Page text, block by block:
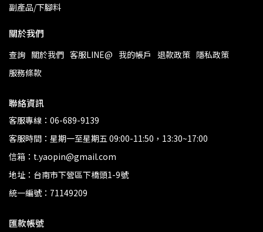
副產品/下腳料
關於我們
查詢 關於我們 客服LINE@ 我的帳戶 退款政策 隱私政策
服務條款
聯絡資訊
客服專線：06-689-9139
客服時間：星期一至星期五 09:00-11:50，13:30~17:00
信箱：t.yaopin@gmail.com
地址：台南市下營區下橋頭1-9號
統一編號：71149209
匯款帳號